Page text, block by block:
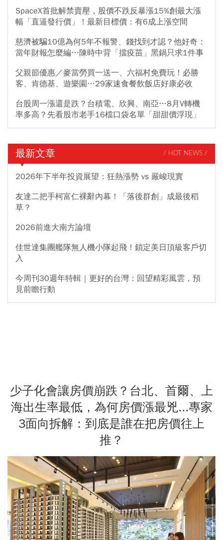
SpaceX首批解禁賣壓，股價不跌反暴漲15%創最大漲
幅「直逼發行價」！最新目標價：有6成上漲空間
慈濟被騙10億為何5年不報警、錢找到才認？他好奇：
當年財報怎麼編…陳時中背「擋疫苗」黑鍋只求1件事
父親節優惠／麥當勞買一送一、六福村免費玩！必勝
客、肯德基、遊樂園…29家速食餐飲飯店好康必收
台股周一漲還是跌？台積電、欣興、南亞…8月V轉機
率多高？先看股市老手16檔口袋名單「甜甜價浮現」
最新文章 / HOT NEWS /
2026年下半年投資展望：狂熱漲勢 vs 嚴峻現實
友達二把手柯富仁裸辭內幕！「落後群創」成最後稻
草？
2026前進大南方論壇
佳世達集團艦隊無人機小隊起飛！鎖定美日頂級客戶切
入
今周刊30週年特輯｜更好的台灣：回望精彩風雲，預
見前瞻行動
少子化會讓房價崩跌？台北、首爾、上
海出生率最低，為何房價漲最兇...專家
3面向拆解：到底是誰在把房價往上
推？